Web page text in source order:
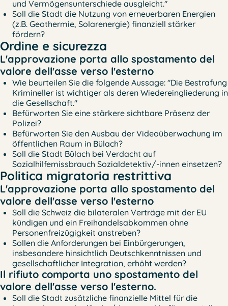
und Vermögensunterschiede ausgleicht."
Soll die Stadt die Nutzung von erneuerbaren Energien
(z.B. Geothermie, Solarenergie) finanziell stärker
fördern?
Ordine e sicurezza
L'approvazione porta allo spostamento del
valore dell'asse verso l'esterno
Wie beurteilen Sie die folgende Aussage: "Die Bestrafung
Krimineller ist wichtiger als deren Wiedereingliederung in
die Gesellschaft."
Befürworten Sie eine stärkere sichtbare Präsenz der
Polizei?
Befürworten Sie den Ausbau der Videoüberwachung im
öffentlichen Raum in Bülach?
Soll die Stadt Bülach bei Verdacht auf
Sozialhilfemissbrauch Sozialdetektiv/-innen einsetzen?
Politica migratoria restrittiva
L'approvazione porta allo spostamento del
valore dell'asse verso l'esterno
Soll die Schweiz die bilateralen Verträge mit der EU
kündigen und ein Freihandelsabkommen ohne
Personenfreizügigkeit anstreben?
Sollen die Anforderungen bei Einbürgerungen,
insbesondere hinsichtlich Deutschkenntnissen und
gesellschaftlicher Integration, erhöht werden?
Il rifiuto comporta uno spostamento del
valore dell'asse verso l'esterno.
Soll die Stadt zusätzliche finanzielle Mittel für die